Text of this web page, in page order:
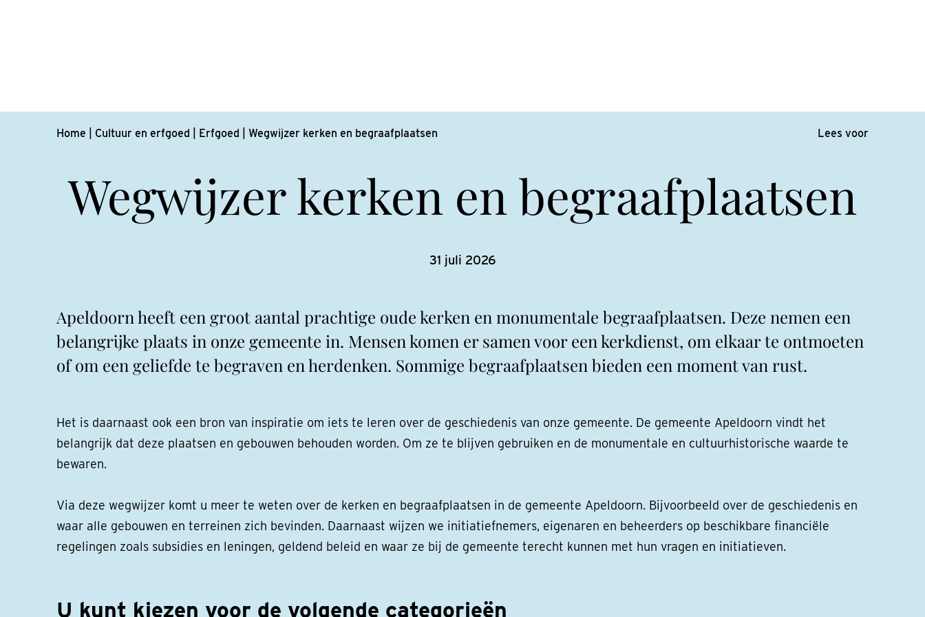
Home Cultuur en erfgoed Erfgoed Wegwijzer kerken en begraafplaatsen Lees voor
Wegwijzer kerken en begraafplaatsen
31 juli 2026
Apeldoorn heeft een groot aantal prachtige oude kerken en monumentale begraafplaatsen. Deze nemen een
belangrijke plaats in onze gemeente in. Mensen komen er samen voor een kerkdienst, om elkaar te ontmoeten
of om een geliefde te begraven en herdenken. Sommige begraafplaatsen bieden een moment van rust.
Het is daarnaast ook een bron van inspiratie om iets te leren over de geschiedenis van onze gemeente. De gemeente Apeldoorn vindt het
belangrijk dat deze plaatsen en gebouwen behouden worden. Om ze te blijven gebruiken en de monumentale en cultuurhistorische waarde te
bewaren.
Via deze wegwijzer komt u meer te weten over de kerken en begraafplaatsen in de gemeente Apeldoorn. Bijvoorbeeld over de geschiedenis en
waar alle gebouwen en terreinen zich bevinden. Daarnaast wijzen we initiatiefnemers, eigenaren en beheerders op beschikbare financiële
regelingen zoals subsidies en leningen, geldend beleid en waar ze bij de gemeente terecht kunnen met hun vragen en initiatieven.
U kunt kiezen voor de volgende categorieën